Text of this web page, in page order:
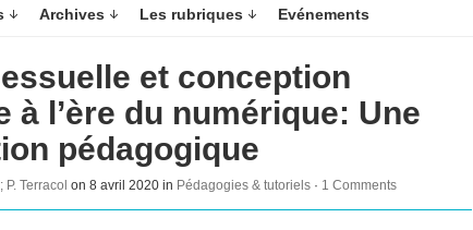
Archives Les rubriques Evénements
et conception
à l’ère du numérique: Une
pédagogique
Terracol on 8 avril 2020 in Pédagogies & tutoriels · 1 Comments